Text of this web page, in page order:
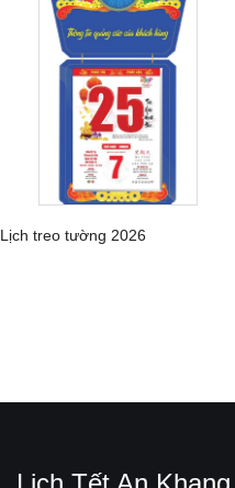
Lịch treo tường 2026